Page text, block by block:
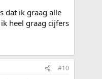
dat ik graag alle
heel graag cijfers
#10